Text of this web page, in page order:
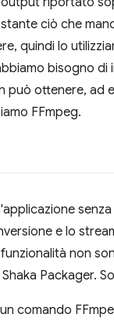
ciò che
quindi lo
bisogno di
può ottenere, ad
FFmpeg.
e lo
non
Packager.
comando